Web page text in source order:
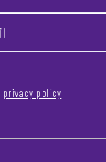
privacy policy